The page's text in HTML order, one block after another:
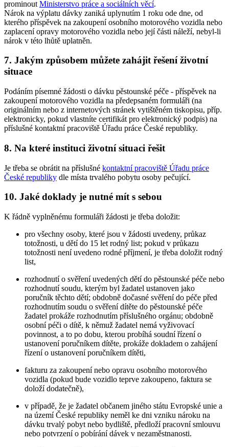
prominout Ministerstvo práce a sociálních věcí.
Nárok na výplatu dávky zaniká uplynutím 1 roku ode dne, od
kterého příspěvek na zakoupení osobního motorového vozidla nebo
zaplacení opravy motorového vozidla nebo její části náleží, nebyl-li
nárok v této lhůtě uplatněn.
7. Jakým způsobem můžete zahájit řešení životní
situace
Podáním písemné žádosti o dávku pěstounské péče - příspěvek na
zakoupení motorového vozidla na předepsaném formuláři (na
originálním nebo z internetových stránek vytištěném tiskopisu, příp.
elektronicky, pokud vlastníte certifikát pro elektronický podpis) na
příslušné kontaktní pracoviště Úřadu práce České republiky.
8. Na které instituci životní situaci řešit
Je třeba se obrátit na příslušné kontaktní pracoviště Úřadu práce
České republiky dle místa trvalého pobytu osoby pečující.
10. Jaké doklady je nutné mít s sebou
K řádně vyplněnému formuláři žádosti je třeba doložit:
pro všechny osoby, které jsou v žádosti uvedeny, průkaz
totožnosti, u dětí do 15 let rodný list; pokud v průkazu
totožnosti není uvedeno rodné příjmení, je třeba doložit rodný
list,
rozhodnutí o svěření uvedených dětí do pěstounské péče nebo
rozhodnutí soudu, kterým byl žadatel ustanoven jako
poručník těchto dětí; obdobně dočasné svěření do péče před
rozhodnutím soudu o svěření dítěte do pěstounské péče
žadatel prokáže rozhodnutím příslušného orgánu; obdobně
osobní péči o dítě, k němuž žadatel nemá vyživovací
povinnost, a to po dobu, kterou probíhá soudní řízení o
ustanovení poručníkem dítěte, prokáže dokladem o zahájení
řízení o ustanovení poručníkem dítěti,
fakturu za zakoupení nebo opravu osobního motorového
vozidla (pokud bude vozidlo teprve zakoupeno, faktura se
doloží dodatečně),
v případě, že je žadatel občanem jiného státu Evropské unie a
na území České republiky neměl ke dni vzniku nároku na
dávku trvalý pobyt nebo bydliště, předloží pracovní smlouvu
nebo potvrzení o pobírání dávek v nezaměstnanosti.